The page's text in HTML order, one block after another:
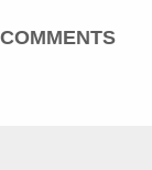
COMMENTS